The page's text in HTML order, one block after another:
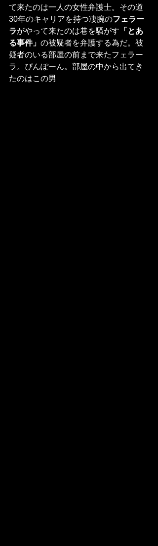
て来たのは一人の女性弁護士。その道
30年のキャリアを持つ凄腕のフェラー
ラがやって来たのは巷を騒がす 「とあ
る事件」 の被疑者を弁護する為だ。被
疑者のいる部屋の前まで来たフェラー
ラ。ぴんぽーん。部屋の中から出てき
たのはこの男